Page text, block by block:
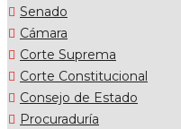
Senado
Cámara
Corte Suprema
Corte Constitucional
Consejo de Estado
Procuraduría